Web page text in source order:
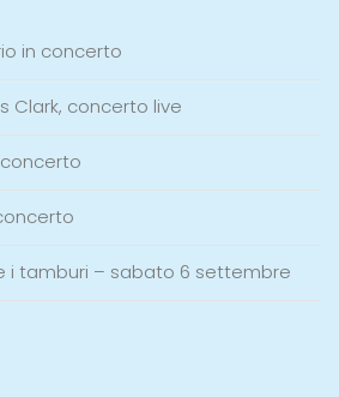
in concerto
Clark, concerto live
concerto
i tamburi – sabato 6 settembre